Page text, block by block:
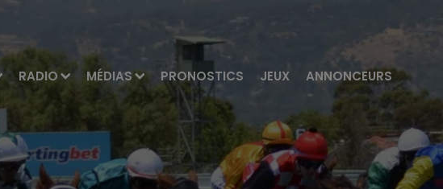
RADIO MÉDIAS PRONOSTICS JEUX ANNONCEURS